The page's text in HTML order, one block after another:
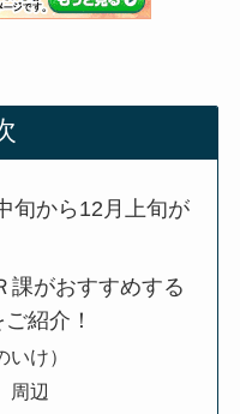
旬から12月上旬が
課がおすすめする
紹介！
け）
周辺